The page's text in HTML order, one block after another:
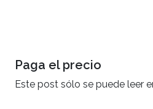
Paga el precio
Este post sólo se puede leer